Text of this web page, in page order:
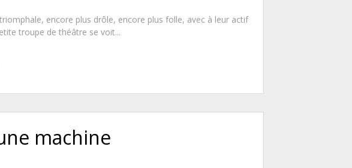
encore plus drôle, encore plus folle, avec à leur actif
troupe de théâtre se voit...
machine